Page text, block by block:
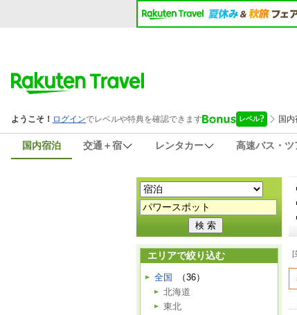
国内宿泊 交通＋宿 レンタカー 高速バス・ツ
エリアで絞り込む
全国
（36）
北海道
東北
[